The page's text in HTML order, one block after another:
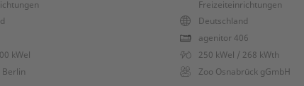
kWel
Berlin
Freizeiteinrichtungen
Deutschland
agenitor 406
250 kWel / 268 kWth
Zoo Osnabrück gGmbH